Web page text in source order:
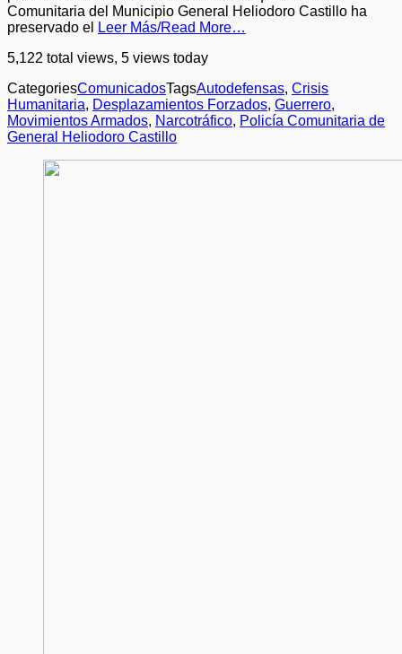
Comunitaria del Municipio General Heliodoro Castillo ha
preservado el
Leer Más/Read More…
5,122 total views, 5 views today
CategoriesComunicadosTagsAutodefensas, Crisis
Humanitaria, Desplazamientos Forzados, Guerrero,
Movimientos Armados, Narcotráfico, Policía Comunitaria de
General Heliodoro Castillo